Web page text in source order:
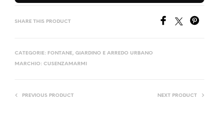
SHARE THIS PRODUCT
CATEGORIE: FONTANE, GIARDINO E ARREDO URBANO
MARCHIO: CUSENZAMARMI
PREVIOUS PRODUCT NEXT PRODUCT